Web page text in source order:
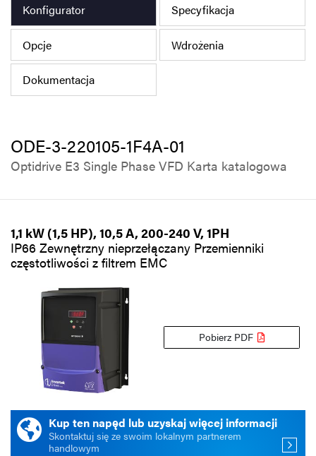
Konfigurator Specyfikacja
Opcje Wdrożenia
Dokumentacja
ODE-3-220105-1F4A-01
Optidrive E3 Single Phase VFD Karta katalogowa
1,1 kW (1,5 HP), 10,5 A, 200-240 V, 1PH
IP66 Zewnętrzny nieprzełączany Przemienniki
częstotliwości z filtrem EMC
Pobierz PDF
Kup ten napęd lub uzyskaj więcej informacji
Skontaktuj się ze swoim lokalnym partnerem
handlowym
iSource